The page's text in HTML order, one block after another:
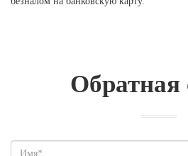
Обратная